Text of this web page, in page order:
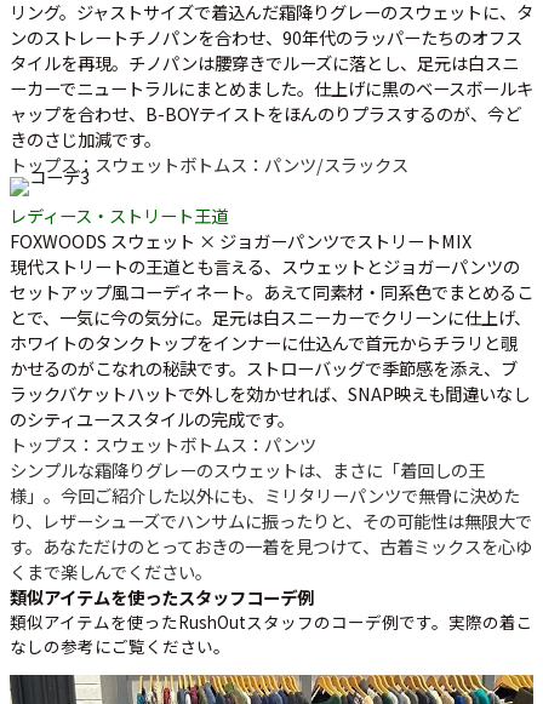
リング。ジャストサイズで着込んだ霜降りグレーのスウェットに、タ
ンのストレートチノパンを合わせ、90年代のラッパーたちのオフス
タイルを再現。チノパンは腰穿きでルーズに落とし、足元は白スニ
ーカーでニュートラルにまとめました。仕上げに黒のベースボールキ
ャップを合わせ、B-BOYテイストをほんのりプラスするのが、今ど
きのさじ加減です。
トップス：スウェットボトムス：パンツ/スラックス
レディース・ストリート王道
FOXWOODS スウェット × ジョガーパンツでストリートMIX
現代ストリートの王道とも言える、スウェットとジョガーパンツの
セットアップ風コーディネート。あえて同素材・同系色でまとめるこ
とで、一気に今の気分に。足元は白スニーカーでクリーンに仕上げ、
ホワイトのタンクトップをインナーに仕込んで首元からチラリと覗
かせるのがこなれの秘訣です。ストローバッグで季節感を添え、ブ
ラックバケットハットで外しを効かせれば、SNAP映えも間違いなし
のシティユーススタイルの完成です。
トップス：スウェットボトムス：パンツ
シンプルな霜降りグレーのスウェットは、まさに「着回しの王
様」。今回ご紹介した以外にも、ミリタリーパンツで無骨に決めた
り、レザーシューズでハンサムに振ったりと、その可能性は無限大で
す。あなただけのとっておきの一着を見つけて、古着ミックスを心ゆ
くまで楽しんでください。
類似アイテムを使ったスタッフコーデ例
類似アイテムを使ったRushOutスタッフのコーデ例です。実際の着こ
なしの参考にご覧ください。